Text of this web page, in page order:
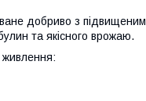
добриво з підвищеним
та якісного врожаю.